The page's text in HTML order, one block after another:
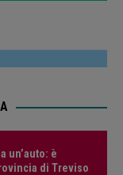
un’auto: è
di Treviso